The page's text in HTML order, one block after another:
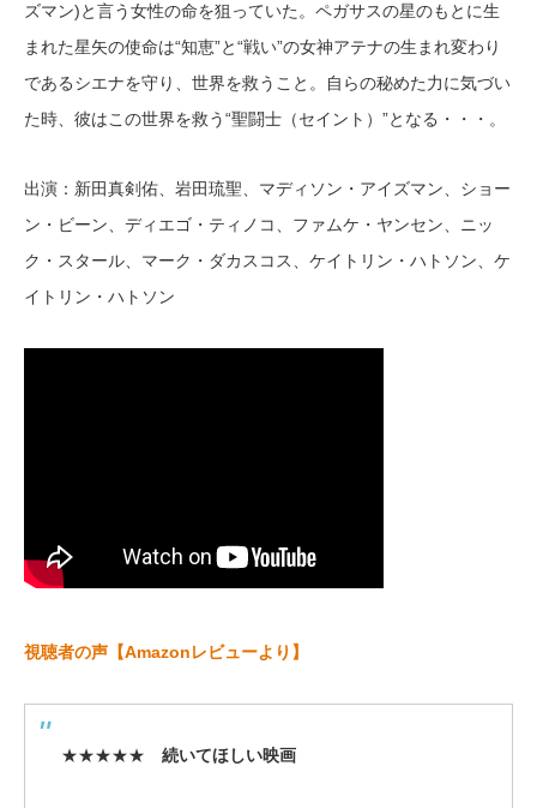
ズマン)と言う女性の命を狙っていた。ペガサスの星のもとに生
まれた星矢の使命は“知恵”と“戦い”の女神アテナの生まれ変わり
であるシエナを守り、世界を救うこと。自らの秘めた力に気づい
た時、彼はこの世界を救う“聖闘士（セイント）”となる・・・。
出演：新田真剣佑、岩田琉聖、マディソン・アイズマン、ショー
ン・ビーン、ディエゴ・ティノコ、ファムケ・ヤンセン、ニッ
ク・スタール、マーク・ダカスコス、ケイトリン・ハトソン、ケ
イトリン・ハトソン
視聴者の声【Amazonレビューより】
★★★★★ 続いてほしい映画